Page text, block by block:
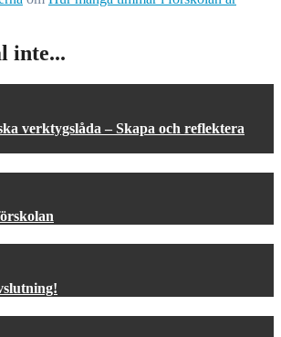
inte...
verktygslåda – Skapa och reflektera